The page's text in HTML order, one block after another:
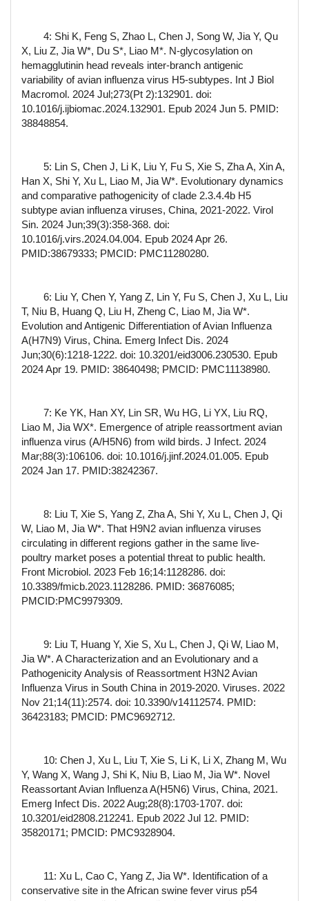
4: Shi K, Feng S, Zhao L, Chen J, Song W, Jia Y, Qu
X, Liu Z, Jia W*, Du S*, Liao M*. N-glycosylation on
hemagglutinin head reveals inter-branch antigenic
variability of avian influenza virus H5-subtypes. Int J Biol
Macromol. 2024 Jul;273(Pt 2):132901. doi:
10.1016/j.ijbiomac.2024.132901. Epub 2024 Jun 5. PMID:
38848854.
5: Lin S, Chen J, Li K, Liu Y, Fu S, Xie S, Zha A, Xin A,
Han X, Shi Y, Xu L, Liao M, Jia W*. Evolutionary dynamics
and comparative pathogenicity of clade 2.3.4.4b H5
subtype avian influenza viruses, China, 2021-2022. Virol
Sin. 2024 Jun;39(3):358-368. doi:
10.1016/j.virs.2024.04.004. Epub 2024 Apr 26.
PMID:38679333; PMCID: PMC11280280.
6: Liu Y, Chen Y, Yang Z, Lin Y, Fu S, Chen J, Xu L, Liu
T, Niu B, Huang Q, Liu H, Zheng C, Liao M, Jia W*.
Evolution and Antigenic Differentiation of Avian Influenza
A(H7N9) Virus, China. Emerg Infect Dis. 2024
Jun;30(6):1218-1222. doi: 10.3201/eid3006.230530. Epub
2024 Apr 19. PMID: 38640498; PMCID: PMC11138980.
7: Ke YK, Han XY, Lin SR, Wu HG, Li YX, Liu RQ,
Liao M, Jia WX*. Emergence of atriple reassortment avian
influenza virus (A/H5N6) from wild birds. J Infect. 2024
Mar;88(3):106106. doi: 10.1016/j.jinf.2024.01.005. Epub
2024 Jan 17. PMID:38242367.
8: Liu T, Xie S, Yang Z, Zha A, Shi Y, Xu L, Chen J, Qi
W, Liao M, Jia W*. That H9N2 avian influenza viruses
circulating in different regions gather in the same live-
poultry market poses a potential threat to public health.
Front Microbiol. 2023 Feb 16;14:1128286. doi:
10.3389/fmicb.2023.1128286. PMID: 36876085;
PMCID:PMC9979309.
9: Liu T, Huang Y, Xie S, Xu L, Chen J, Qi W, Liao M,
Jia W*. A Characterization and an Evolutionary and a
Pathogenicity Analysis of Reassortment H3N2 Avian
Influenza Virus in South China in 2019-2020. Viruses. 2022
Nov 21;14(11):2574. doi: 10.3390/v14112574. PMID:
36423183; PMCID: PMC9692712.
10: Chen J, Xu L, Liu T, Xie S, Li K, Li X, Zhang M, Wu
Y, Wang X, Wang J, Shi K, Niu B, Liao M, Jia W*. Novel
Reassortant Avian Influenza A(H5N6) Virus, China, 2021.
Emerg Infect Dis. 2022 Aug;28(8):1703-1707. doi:
10.3201/eid2808.212241. Epub 2022 Jul 12. PMID:
35820171; PMCID: PMC9328904.
11: Xu L, Cao C, Yang Z, Jia W*. Identification of a
conservative site in the African swine fever virus p54